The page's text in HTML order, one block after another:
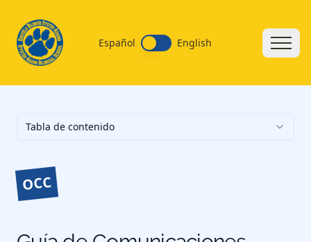
Español English
Tabla de contenido
OCC